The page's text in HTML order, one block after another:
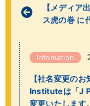
【メディア
ス虎の巻 に
Infomation
【社名変更の
Instituteは「J
変更いたします。